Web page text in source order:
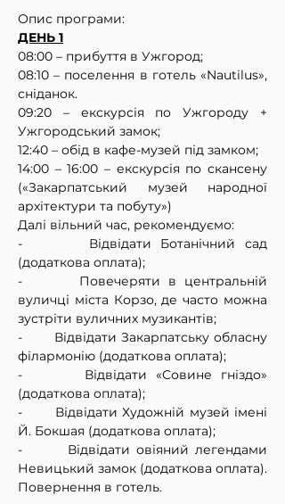
Опис програми:
ДЕНЬ 1
08:00 – прибуття в Ужгород;
08:10 – поселення в готель «Nautilus»,
сніданок.
09:20 – екскурсія по Ужгороду +
Ужгородський замок;
12:40 – обід в кафе-музей під замком;
14:00 – 16:00 – екскурсія по скансену
(«Закарпатський музей народної
архітектури та побуту»)
Далі вільний час, рекомендуємо:
-       Відвідати Ботанічний сад
(додаткова оплата);
-       Повечеряти в центральній
вуличці міста Корзо, де часто можна
зустріти вуличних музикантів;
-       Відвідати Закарпатську обласну
філармонію (додаткова оплата);
-       Відвідати «Совине гніздо»
(додаткова оплата);
-       Відвідати Художній музей імені
Й. Бокшая (додаткова оплата);
-       Відвідати овіяний легендами
Невицький замок (додаткова оплата).
Повернення в готель.